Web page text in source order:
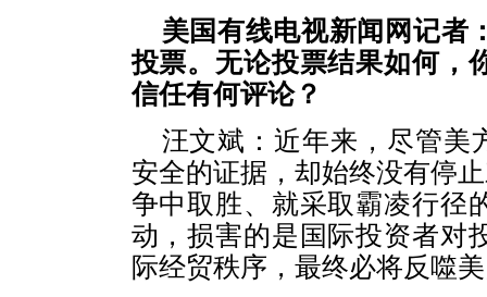
美国有线电视新闻网记者
投票。无论投票结果如何，
信任有何评论？
汪文斌：近年来，尽管美
安全的证据，却始终没有停
争中取胜、就采取霸凌行径
动，损害的是国际投资者对
际经贸秩序，最终必将反噬